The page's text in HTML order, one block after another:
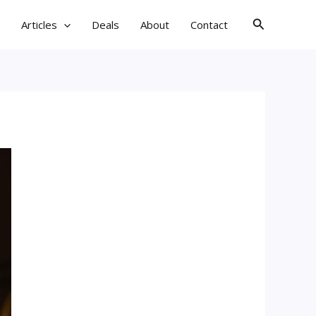
Articles Deals About Contact
검